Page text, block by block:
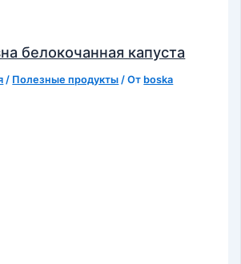
белокочанная капуста
/ Полезные продукты / От boska